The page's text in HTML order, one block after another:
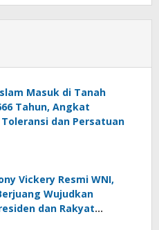
Masuk di Tanah
Tahun, Angkat
dan Persatuan
Vickery Resmi WNI,
Wujudkan
dan Rakyat